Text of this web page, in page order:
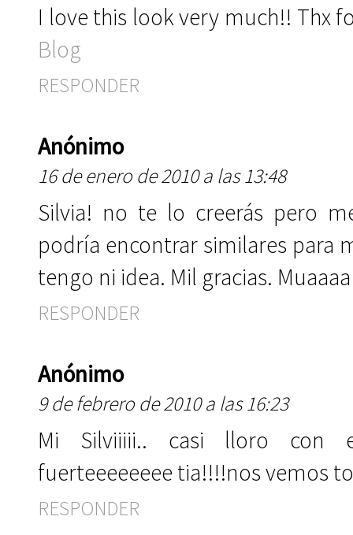
I love this look very much!! Thx
Blog
RESPONDER
Anónimo
16 de enero de 2010 a las 13:48
Silvia! no te lo creerás pero
podría encontrar similares para
tengo ni idea. Mil gracias. Muaaaa
RESPONDER
Anónimo
9 de febrero de 2010 a las 16:23
Mi Silviiiii.. casi lloro con
fuerteeeeeeee tia!!!!nos vemos
RESPONDER